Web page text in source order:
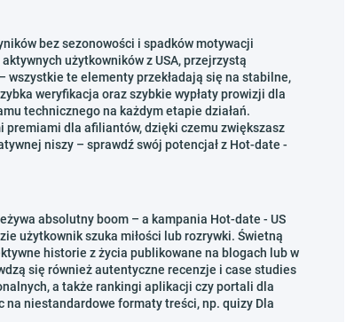
bez sezonowości i spadków motywacji
użytkowników z USA, przejrzystą
te elementy przekładają się na stabilne,
weryfikacja oraz szybkie wypłaty prowizji dla
technicznego na każdym etapie działań.
dla afiliantów, dzięki czemu zwiększasz
niszy – sprawdź swój potencjał z Hot-date -
absolutny boom – a kampania Hot-date - US
użytkownik szuka miłości lub rozrywki. Świetną
historie z życia publikowane na blogach lub w
się również autentyczne recenzje i case studies
a także rankingi aplikacji czy portali dla
niestandardowe formaty treści, np. quizy Dla